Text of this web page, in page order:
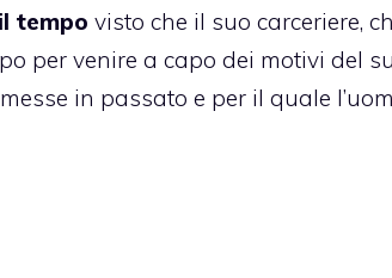
tempo visto che il suo carceriere,
per venire a capo dei motivi del
in passato e per il quale